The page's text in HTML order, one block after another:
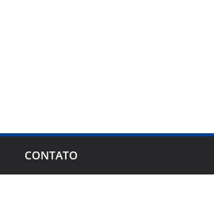
CONTATO